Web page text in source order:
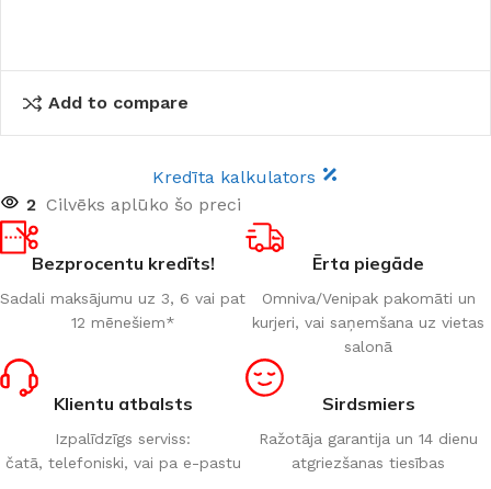
Add to compare
Kredīta kalkulators
2 Cilvēks aplūko šo preci
Bezprocentu kredīts!
Sadali maksājumu uz 3, 6 vai pat
12 mēnešiem*
Ērta piegāde
Omniva/Venipak pakomāti un
kurjeri, vai saņemšana uz vietas
salonā
Klientu atbalsts
Izpalīdzīgs serviss:
čatā, telefoniski, vai pa e-pastu
Sirdsmiers
Ražotāja garantija un 14 dienu
atgriezšanas tiesības